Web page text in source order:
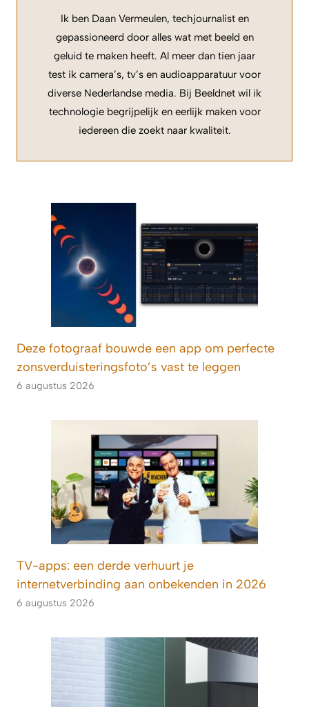
Ik ben Daan Vermeulen, techjournalist en
gepassioneerd door alles wat met beeld en
geluid te maken heeft. Al meer dan tien jaar
test ik camera’s, tv’s en audioapparatuur voor
diverse Nederlandse media. Bij Beeldnet wil ik
technologie begrijpelijk en eerlijk maken voor
iedereen die zoekt naar kwaliteit.
Deze fotograaf bouwde een app om perfecte
zonsverduisteringsfoto’s vast te leggen
6 augustus 2026
TV-apps: een derde verhuurt je
internetverbinding aan onbekenden in 2026
6 augustus 2026